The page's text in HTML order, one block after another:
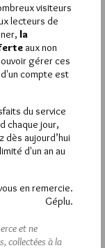
est
des
:
visiteurs
lecteurs de
la
aux non
gérer ces
compte est
du service
chaque jour,
aujourd’hui
d'un an au
en remercie.
Géplu.
et ne
collectées à la